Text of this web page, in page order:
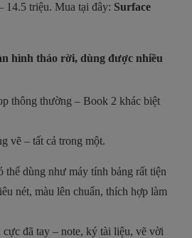
14.5 triệu. Mua tại đây: Surface
hình tháo rời, dùng được nhiều
thông thường – Book 2 khác biệt
vẽ – tất cả trong một.
thể dùng như máy tính bảng rất tiện
nét, màu lên chuẩn, thích hợp làm
cực đã tay – note, ký tài liệu, vẽ vời